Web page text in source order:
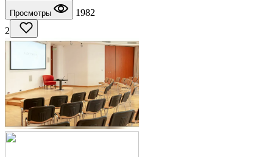
Просмотры
1982
2